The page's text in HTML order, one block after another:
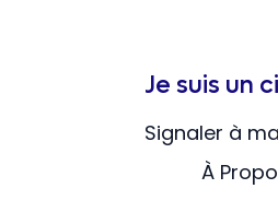
Je suis un
Signaler à
À